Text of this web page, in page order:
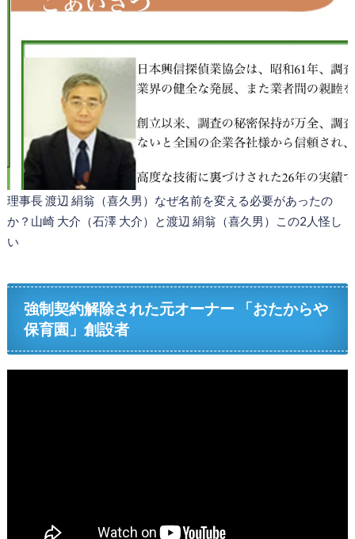
理事長 渡辺 絹翁（喜久男）なぜ名前を変える必要があったの
か？山崎 大介（石澤 大介）と渡辺 絹翁（喜久男）この2人怪し
い
強制契約解除された元オーナー 「おたからや
保育園」創設者